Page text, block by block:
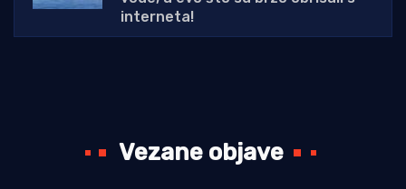
interneta!
Vezane objave